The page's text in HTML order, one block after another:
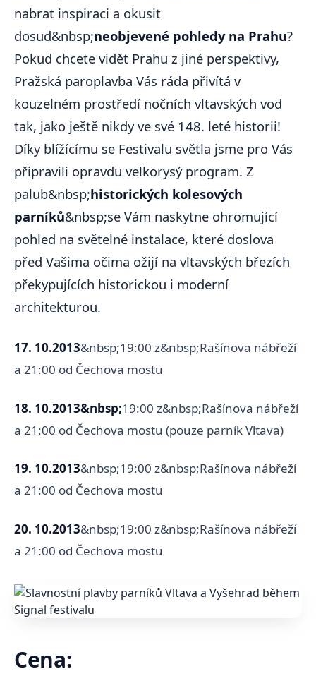
nabrat inspiraci a okusit
dosud&nbsp;neobjevené pohledy na Prahu?
Pokud chcete vidět Prahu z jiné perspektivy,
Pražská paroplavba Vás ráda přivítá v
kouzelném prostředí nočních vltavských vod
tak, jako ještě nikdy ve své 148. leté historii!
Díky blížícímu se Festivalu světla jsme pro Vás
připravili opravdu velkorysý program. Z
palub&nbsp;historických kolesových
parníků&nbsp;se Vám naskytne ohromující
pohled na světelné instalace, které doslova
před Vašima očima ožijí na vltavských březích
překypujících historickou i moderní
architekturou.
17. 10.2013&nbsp;19:00 z&nbsp;Rašínova nábřeží
a 21:00 od Čechova mostu
18. 10.2013&nbsp;19:00 z&nbsp;Rašínova nábřeží
a 21:00 od Čechova mostu (pouze parník Vltava)
19. 10.2013&nbsp;19:00 z&nbsp;Rašínova nábřeží
a 21:00 od Čechova mostu
20. 10.2013&nbsp;19:00 z&nbsp;Rašínova nábřeží
a 21:00 od Čechova mostu
Cena: